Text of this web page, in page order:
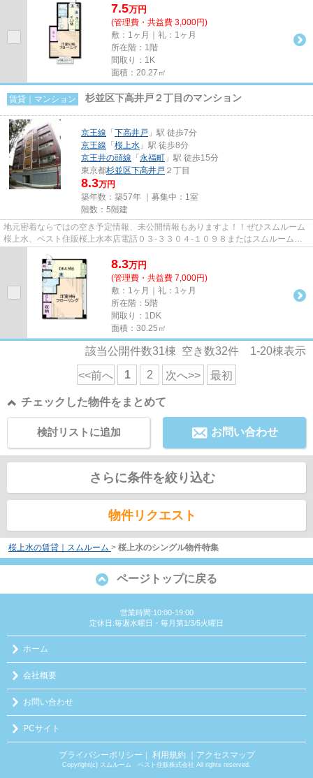
7.5万円
(管理費・共益費 3,000円)
敷：1ヶ月｜礼：1ヶ月
所在階：1階
間取り：1K
面積：20.27㎡
賃貸｜マンション 杉並区下高井戸２丁目のマンション
京王線 「 下高井戸 」駅 徒歩7分
京王線 「 桜上水 」駅 徒歩8分
京王井の頭線 「 永福町 」駅 徒歩15分
東京都杉並区下高井戸 ２丁目
8.3万円
築年数：築57年 ｜募集中： 1室
階数：5階建
地元密着ならではの空き予定情報、未公開情報もありますよ！！ぜひスムルーム
桜上水、ベスト住販桜上水本店電話０３-３３０４-１０９８またはスムルーム下
8.3万円
(管理費・共益費 7,000円)
敷：1ヶ月｜礼：1ヶ月
所在階：5階
間取り：1DK
面積：30.25㎡
該当公開件数31棟 空き数32件 1-20棟表示
<<前へ 1 2 次へ>> 最初
チェックした物件をまとめて
お問い合わせ
検討リストに追加
さらに条件を絞り込む
物件リクエスト
桜上水の賃貸｜スムルーム > 桜上水のシングル物件特集
ページトップに戻る
営業時間:10:00-19:00
定休日:毎週水曜日・毎月第1/3/5火曜日
ホーム
会社概要
お問い合わせ
PCサイト
プライバシーポリシー ｜ 利用規約 ｜アクセスマップ
Copyright(c) スムルーム ベスト住販株式会社 All rights reserved.